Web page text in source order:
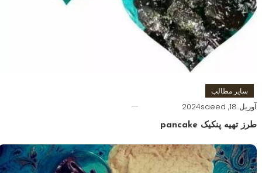
سایر مطالب
آوریل 18, 2024 saeed
طرز تهیه پنکیک pancake